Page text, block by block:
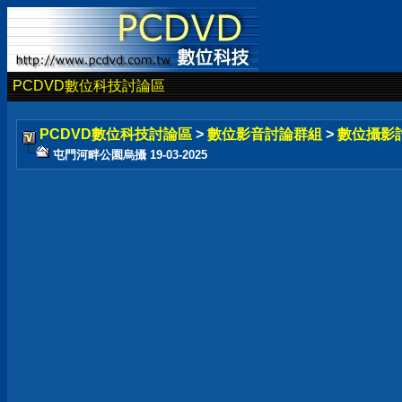
PCDVD數位科技討論區
PCDVD數位科技討論區 > 數位影音討論群組 > 數位攝影
屯門河畔公園烏攝 19-03-2025